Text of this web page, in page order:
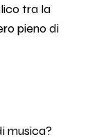
tra la
pieno di
musica?